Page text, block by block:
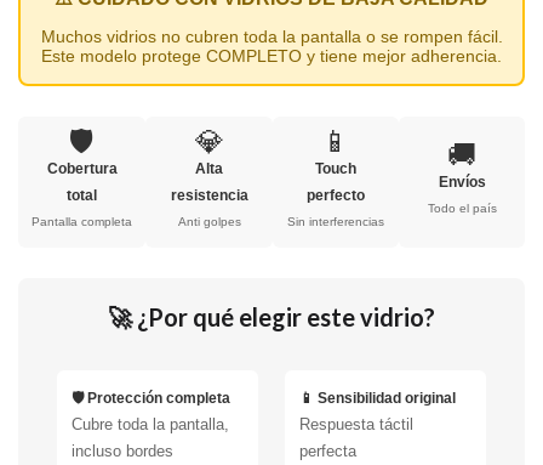
Muchos vidrios no cubren toda la pantalla o se rompen fácil.
Este modelo protege COMPLETO y tiene mejor adherencia.
🛡️
Cobertura
total
Pantalla completa
💎
Alta
resistencia
Anti golpes
📱
Touch
perfecto
Sin interferencias
🚚
Envíos
Todo el país
🚀 ¿Por qué elegir este vidrio?
🛡️ Protección completa
Cubre toda la pantalla,
incluso bordes
📱 Sensibilidad original
Respuesta táctil
perfecta